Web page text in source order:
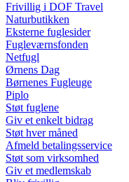
Frivillig i DOF Travel
Naturbutikken
Eksterne fuglesider
Fugleværnsfonden
Netfugl
Ørnens Dag
Børnenes Fugleuge
Piplo
Støt fuglene
Giv et enkelt bidrag
Støt hver måned
Afmeld betalingsservice
Støt som virksomhed
Giv et medlemskab